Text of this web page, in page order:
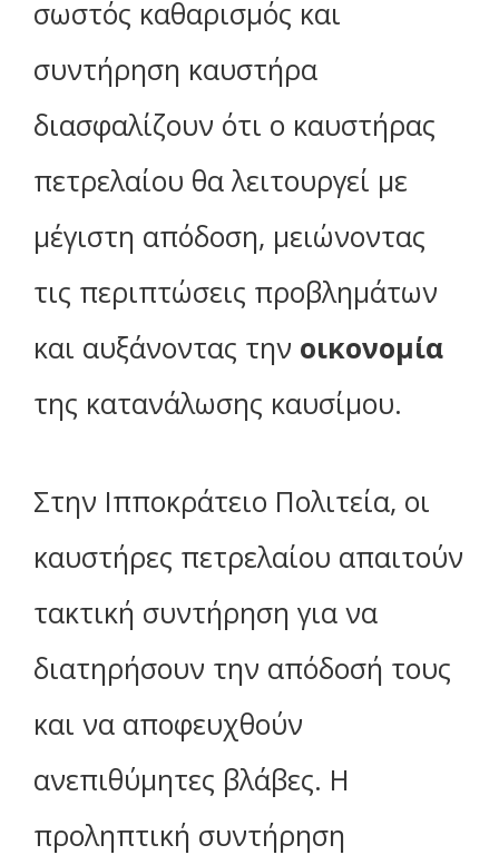
σωστός καθαρισμός και
συντήρηση καυστήρα
διασφαλίζουν ότι ο καυστήρας
πετρελαίου θα λειτουργεί με
μέγιστη απόδοση, μειώνοντας
τις περιπτώσεις προβλημάτων
και αυξάνοντας την οικονομία
της κατανάλωσης καυσίμου.
Στην Ιπποκράτειο Πολιτεία, οι
καυστήρες πετρελαίου απαιτούν
τακτική συντήρηση για να
διατηρήσουν την απόδοσή τους
και να αποφευχθούν
ανεπιθύμητες βλάβες. Η
προληπτική συντήρηση